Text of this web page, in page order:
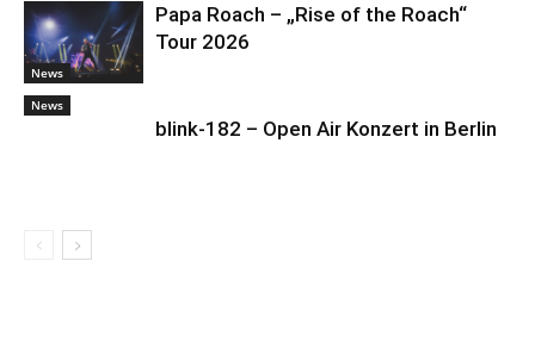
News
Papa Roach – „Rise of the Roach“
Tour 2026
News
blink-182 – Open Air Konzert in Berlin